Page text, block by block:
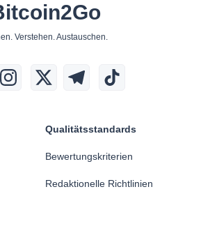
Verstehen. Austauschen.
Qualitätsstandards
Bewertungskriterien
Redaktionelle Richtlinien